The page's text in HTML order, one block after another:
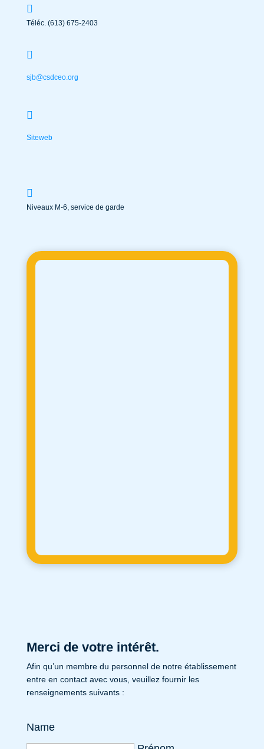
Téléc. (613) 675-2403
sjb@csdceo.org
Siteweb
Niveaux M-6, service de garde
Merci de votre intérêt.
Afin qu’un membre du personnel de notre établissement
entre en contact avec vous, veuillez fournir les
renseignements suivants :
Name